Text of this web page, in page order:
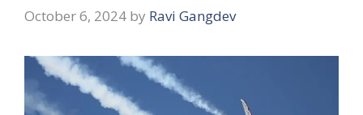
October 6, 2024 by Ravi Gangdev